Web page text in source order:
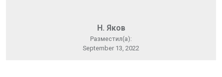
Н. Яков
Разместил(а):
September 13, 2022